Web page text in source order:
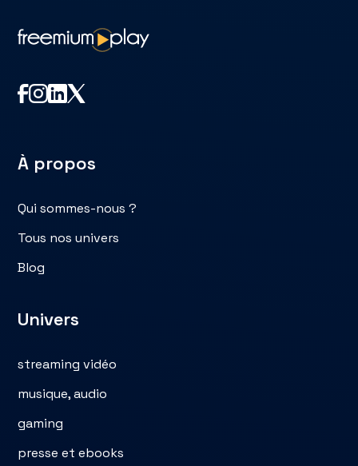
À propos
Qui sommes-nous ?
Tous nos univers
Blog
Univers
streaming vidéo
musique, audio
gaming
presse et ebooks